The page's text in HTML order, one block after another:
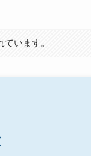
います。